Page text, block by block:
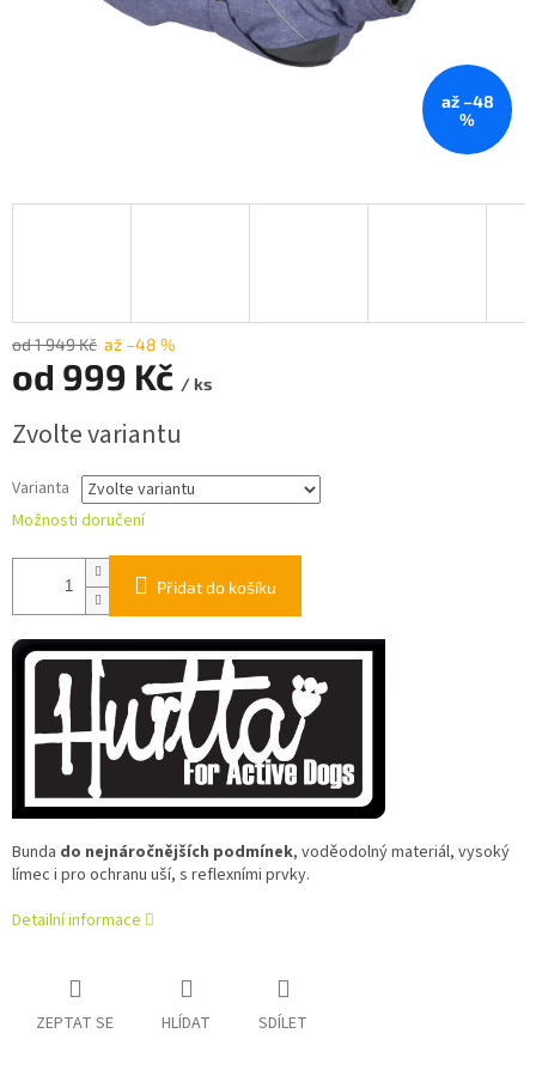
až –48
%
od 1 949 Kč až –48 %
od 999 Kč / ks
cena:
Zvolte variantu
Varianta
Možnosti doručení
Přidat do košíku
Bunda do nejnáročnějších podmínek, voděodolný materiál, vysoký
límec i pro ochranu uší, s reflexními prvky.
Detailní informace
ZEPTAT SE HLÍDAT SDÍLET